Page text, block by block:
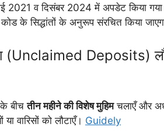
व दिसंबर 2024 में अपडेट किया
के सिद्धांतों के अनुरूप संरचित किया
(Unclaimed Deposits)
के बीचतीन महीने की विशेष मुहिमचलाएँ और
वारिसों को लौटाएँ। Guidely